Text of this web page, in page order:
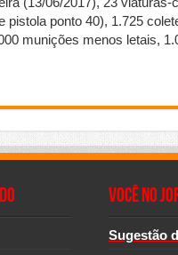
pistola ponto 40), 1.725
munições menos letais,
Você no
Sugestão